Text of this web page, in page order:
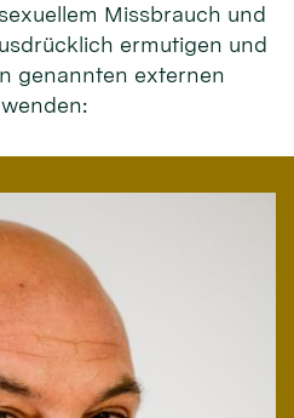
Missbrauch und
ermutigen und
genannten externen